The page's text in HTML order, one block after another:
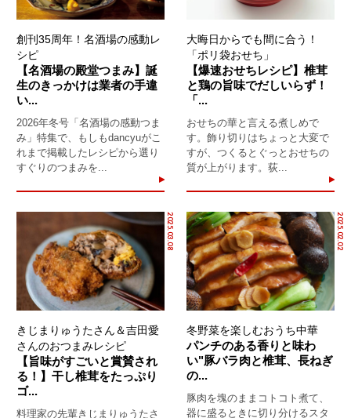
創刊35周年！名酒場の感動レ
シピ
【名酒場の殿堂つまみ】誕
生のきっかけは業者の手違
い...
2026年冬号「名酒場の感動つま
み」特集で、もしもdancyuがこ
れまで掲載したレシピから選り
すぐりのつまみを...
大晦日からでも間に合う！
「ポリ袋おせち」
【爆速おせちレシピ】椎茸
と鶏の旨味でだしいらず！
「...
おせちの華と言える煮しめで
す。飾り切りはちょっと大変で
すが、つくるとぐっとおせちの
質が上がります。荻...
2025.03.08
きじまりゅうたさん＆吉田愛
さんのおつまみレシピ
【旨味がすごいと賞賛され
る！】干し椎茸をたっぷり
ゴ...
料理家の先輩きじまりゅうたさ
2025.02.02
冬野菜を楽しむおうち中華
パンチのある香りと味わ
い"豚バラ肉と椎茸、長ねぎ
の...
豚肉を塊のままコトコト煮て、
器に盛るときに切り分けるスタ